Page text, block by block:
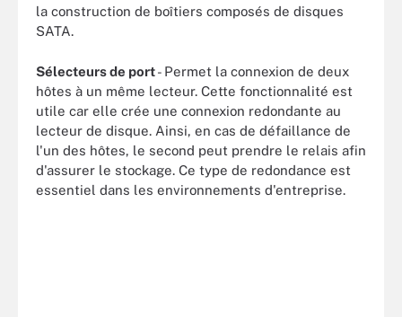
la construction de boîtiers composés de disques
SATA.
Sélecteurs de port- Permet la connexion de deux
hôtes à un même lecteur. Cette fonctionnalité est
utile car elle crée une connexion redondante au
lecteur de disque. Ainsi, en cas de défaillance de
l'un des hôtes, le second peut prendre le relais afin
d'assurer le stockage. Ce type de redondance est
essentiel dans les environnements d'entreprise.